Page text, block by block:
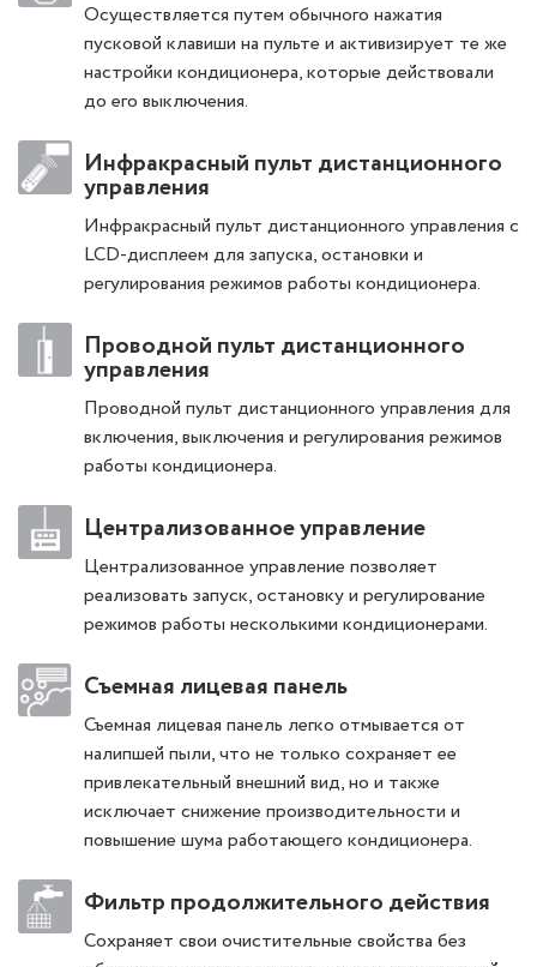
Осуществляется путем обычного нажатия
пусковой клавиши на пульте и активизирует те же
настройки кондиционера, которые действовали
до его выключения.
Инфракрасный пульт дистанционного
управления
Инфракрасный пульт дистанционного управления с
LCD-дисплеем для запуска, остановки и
регулирования режимов работы кондиционера.
Проводной пульт дистанционного
управления
Проводной пульт дистанционного управления для
включения, выключения и регулирования режимов
работы кондиционера.
Централизованное управление
Централизованное управление позволяет
реализовать запуск, остановку и регулирование
режимов работы несколькими кондиционерами.
Съемная лицевая панель
Съемная лицевая панель легко отмывается от
налипшей пыли, что не только сохраняет ее
привлекательный внешний вид, но и также
исключает снижение производительности и
повышение шума работающего кондиционера.
Фильтр продолжительного действия
Сохраняет свои очистительные свойства без